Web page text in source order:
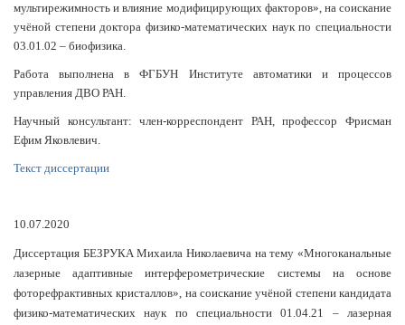
мультирежимность и влияние модифицирующих факторов», на соискание
учёной степени доктора физико-математических наук по специальности
03.01.02 – биофизика.
Работа выполнена в ФГБУН Институте автоматики и процессов
управления ДВО РАН.
Научный консультант: член-корреспондент РАН, профессор Фрисман
Ефим Яковлевич.
Текст диссертации
10.07.2020
Диссертация БЕЗРУКА Михаила Николаевича на тему «Многоканальные
лазерные адаптивные интерферометрические системы на основе
фоторефрактивных кристаллов», на соискание учёной степени кандидата
физико-математических наук по специальности 01.04.21 – лазерная